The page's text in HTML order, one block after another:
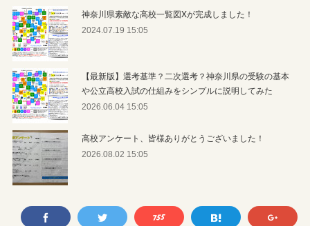
神奈川県素敵な高校一覧図Xが完成しました！
2024.07.19 15:05
【最新版】選考基準？二次選考？神奈川県の受験の基本
や公立高校入試の仕組みをシンプルに説明してみた
2026.06.04 15:05
高校アンケート、皆様ありがとうございました！
2026.08.02 15:05